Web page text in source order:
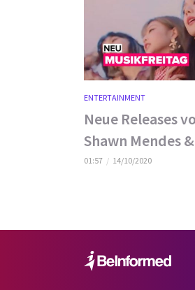
ENTERTAINMENT
Neue Releases
Shawn Mendes
01:57 14/10/2020